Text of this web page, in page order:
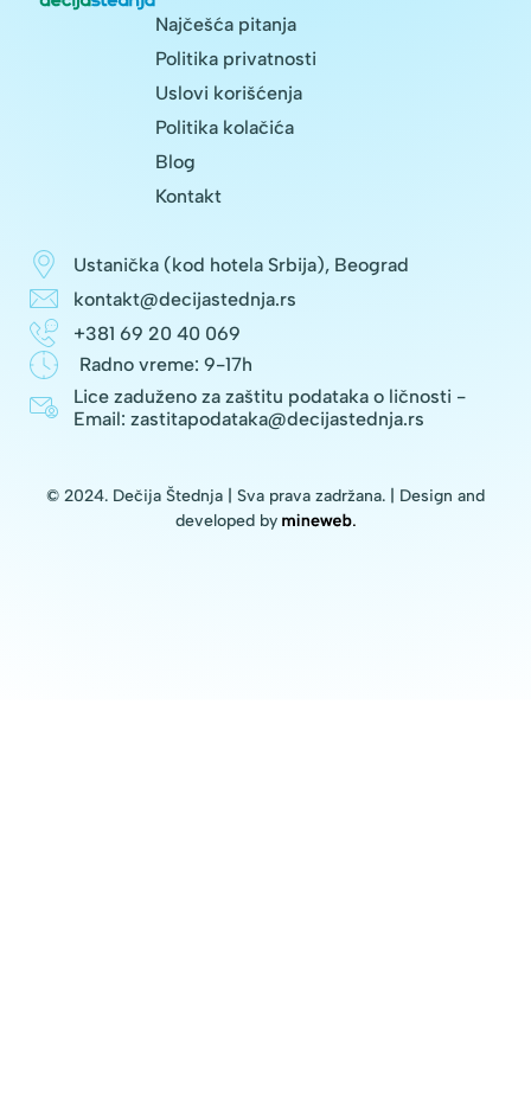
Najčešća pitanja
Politika privatnosti
Uslovi korišćenja
Politika kolačića
Blog
Kontakt
Ustanička (kod hotela Srbija), Beograd
kontakt@decijastednja.rs
+381 69 20 40 069
Radno vreme: 9-17h
Lice zaduženo za zaštitu podataka o ličnosti -
Email: zastitapodataka@decijastednja.rs
© 2024. Dečija Štednja | Sva prava zadržana. | Design and
developed by